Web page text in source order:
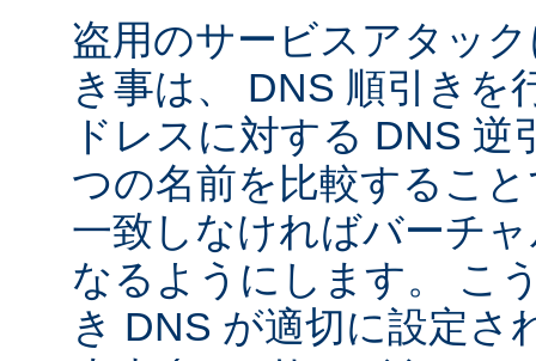
盗用のサービスアタッ
き事は、 DNS 順引きを
ドレスに対する DNS
つの名前を比較するこ
一致しなければバーチ
なるようにします。 こ
き DNS が適切に設定さ